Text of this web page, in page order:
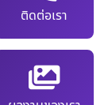
ติดต่อเรา